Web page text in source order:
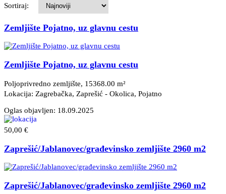
Sortiraj:
Zemljište Pojatno, uz glavnu cestu
Zemljište Pojatno, uz glavnu cestu
Poljoprivredno zemljište, 15368.00 m²
Lokacija: Zagrebačka, Zaprešić - Okolica, Pojatno
Oglas objavljen: 18.09.2025
50,00 €
Zaprešić/Jablanovec/građevinsko zemljište 2960 m2
Zaprešić/Jablanovec/građevinsko zemljište 2960 m2